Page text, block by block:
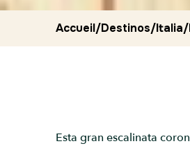
Accueil/Destinos/Italia/
Esta gran escalinata